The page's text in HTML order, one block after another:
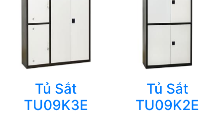
Tủ Sắt
TU09K3E
Tủ Sắt
TU09K2E